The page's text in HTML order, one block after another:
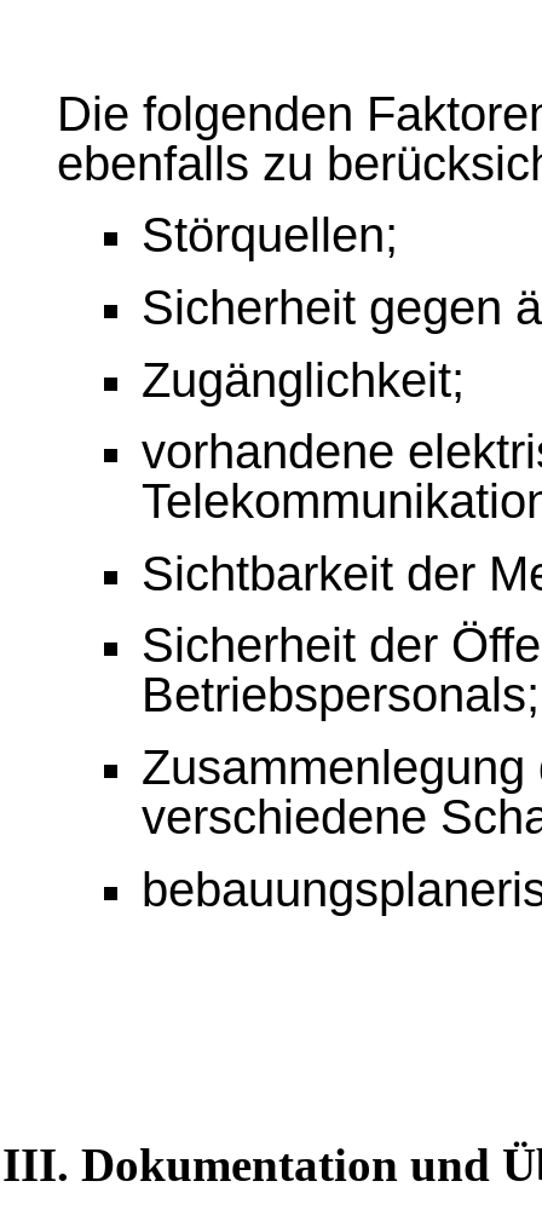
Die folgenden
ebenfalls zu
Störquellen;
Sicherheit gegen
Zugänglichkeit;
vorhandene
Sichtbarkeit der
Sicherheit der
Betriebspersonals;
verschiedene
III. Dokumentation und